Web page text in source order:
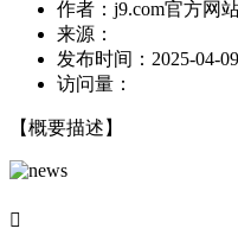
作者： j9.com官方网
来源：
发布时间： 2025-04-
访问量：
【概要描述】
